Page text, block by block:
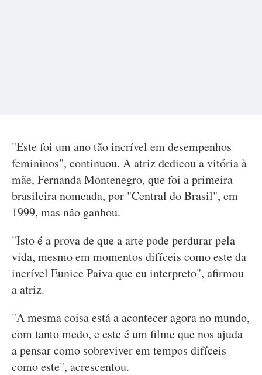
"Este foi um ano tão incrível em desempenhos
femininos", continuou. A atriz dedicou a vitória à
mãe, Fernanda Montenegro, que foi a primeira
brasileira nomeada, por "Central do Brasil", em
1999, mas não ganhou.
"Isto é a prova de que a arte pode perdurar pela
vida, mesmo em momentos difíceis como este da
incrível Eunice Paiva que eu interpreto", afirmou
a atriz.
"A mesma coisa está a acontecer agora no mundo,
com tanto medo, e este é um filme que nos ajuda
a pensar como sobreviver em tempos difíceis
como este", acrescentou.